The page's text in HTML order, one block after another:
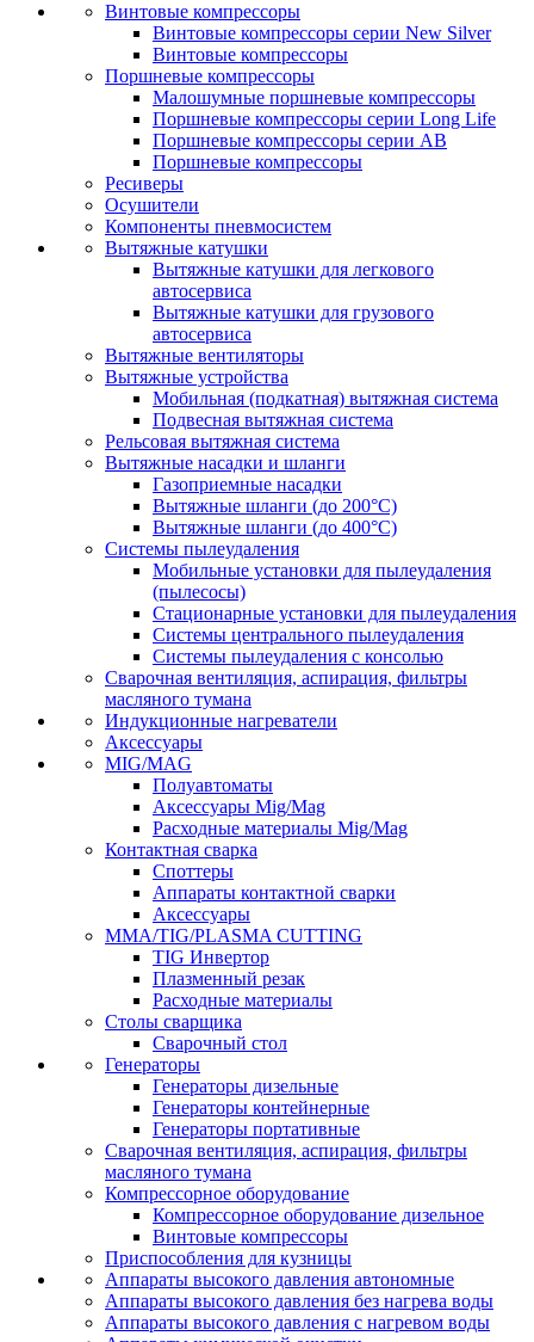
Винтовые компрессоры
Винтовые компрессоры серии New Silver
Винтовые компрессоры
Поршневые компрессоры
Малошумные поршневые компрессоры
Поршневые компрессоры серии Long Life
Поршневые компрессоры серии AB
Поршневые компрессоры
Ресиверы
Осушители
Компоненты пневмосистем
Вытяжные катушки
Вытяжные катушки для легкового
автосервиса
Вытяжные катушки для грузового
автосервиса
Вытяжные вентиляторы
Вытяжные устройства
Мобильная (подкатная) вытяжная система
Подвесная вытяжная система
Рельсовая вытяжная система
Вытяжные насадки и шланги
Газоприемные насадки
Вытяжные шланги (до 200°C)
Вытяжные шланги (до 400°C)
Системы пылеудаления
Мобильные установки для пылеудаления
(пылесосы)
Стационарные установки для пылеудаления
Системы центрального пылеудаления
Системы пылеудаления с консолью
Сварочная вентиляция, аспирация, фильтры
масляного тумана
Индукционные нагреватели
Аксессуары
MIG/MAG
Полуавтоматы
Аксессуары Mig/Mag
Расходные материалы Mig/Mag
Контактная сварка
Споттеры
Аппараты контактной сварки
Аксессуары
MMA/TIG/PLASMA CUTTING
TIG Инвертор
Плазменный резак
Расходные материалы
Столы сварщика
Сварочный стол
Генераторы
Генераторы дизельные
Генераторы контейнерные
Генераторы портативные
Сварочная вентиляция, аспирация, фильтры
масляного тумана
Компрессорное оборудование
Компрессорное оборудование дизельное
Винтовые компрессоры
Приспособления для кузницы
Аппараты высокого давления автономные
Аппараты высокого давления без нагрева воды
Аппараты высокого давления с нагревом воды